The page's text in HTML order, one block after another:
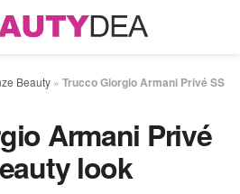
Beauty » Trucco Giorgio Armani Privé SS
Armani Privé
look